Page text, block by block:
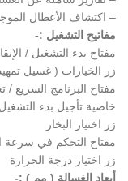
– اكتشاف الأعطال
مفاتيح التشغيل :-
مفتاح بدء التشغيل /
زر الخيارات ( غسيل
مفتاح البرنامج السريع
خاصية تأجيل بدء التشغيل حتى
زر اختيار البخار
مفتاح التحكم في سرعة
زر اختيار درجة الحرارة
أبعاد الغسالة ( مم ) :-